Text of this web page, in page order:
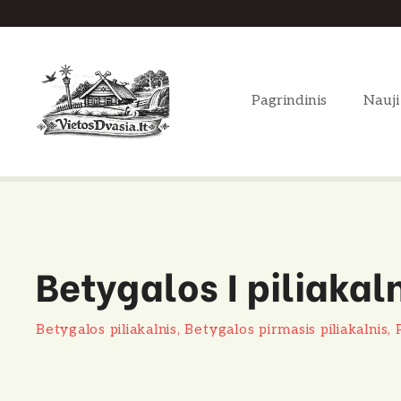
Pagrindinis
Betygalos I
Betygalos piliakalnis, Betygalos pirmasis piliakalnis,